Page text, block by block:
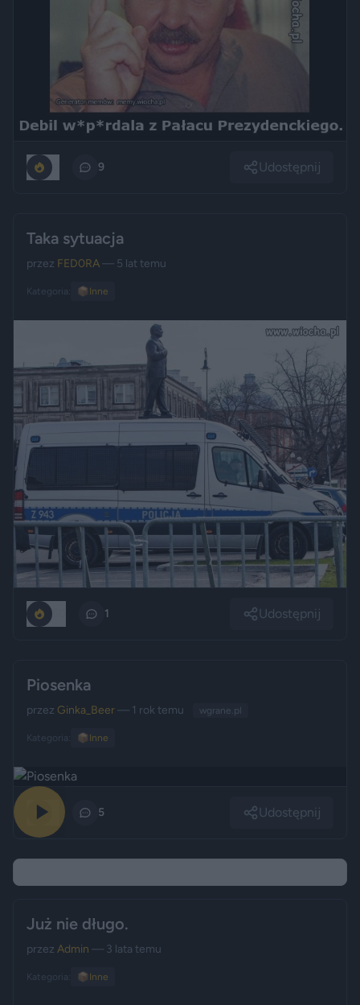
9 Udostępnij
Taka sytuacja
przez FED0RA— 5 lat temu
Kategoria: 📦 Inne
1 Udostępnij
Piosenka
przez Ginka_Beer— 1 rok temu wgrane.pl
Kategoria: 📦 Inne
5 Udostępnij
Już nie długo.
przez Admin — 3 lata temu
Kategoria: 📦 Inne